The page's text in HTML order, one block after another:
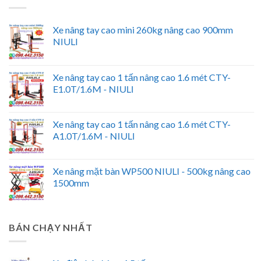
Xe nâng tay cao mini 260kg nâng cao 900mm
NIULI
Xe nâng tay cao 1 tấn nâng cao 1.6 mét CTY-
E1.0T/1.6M - NIULI
Xe nâng tay cao 1 tấn nâng cao 1.6 mét CTY-
A1.0T/1.6M - NIULI
Xe nâng mặt bàn WP500 NIULI - 500kg nâng cao
1500mm
BÁN CHẠY NHẤT